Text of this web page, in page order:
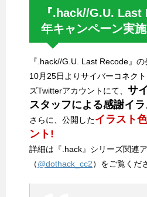
『.hack//G.U. Last
年キャンペーン実
『.hack//G.U. Last Recode』の
10月25日よりサイバーコネク
ズTwitterアカウントにて、 サ
スタッフによる感謝イ
さらに、公開したイラスト
ント!
詳細は『.hack』シリーズ関連
（@dothack_cc2）をご覧くだ